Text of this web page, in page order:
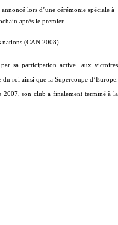
lors d’une cérémonie spéciale à
après le premier
nations (CAN 2008).
sa participation active aux victoires
roi ainsi que la Supercoupe d’Europe.
2007, son club a finalement terminé à la